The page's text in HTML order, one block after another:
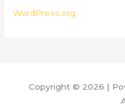
WordPress.org
Copyright © 2026 |